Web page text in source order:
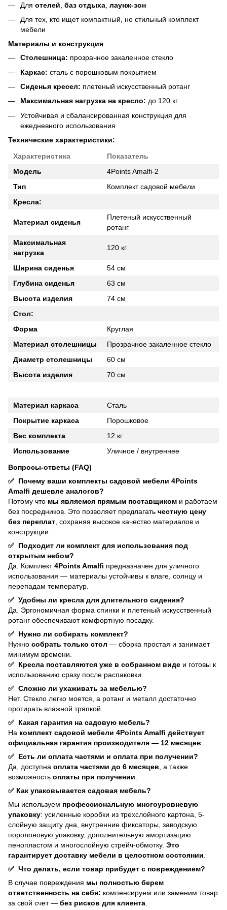
Для отелей баз отдыха лаунж-зон
Для тех, кто ищет компактный, но стильный комплект
мебели
Материалы и конструкция
Столешница: прозрачное закаленное стекло
Каркас: сталь с порошковым покрытием
Сиденья кресел: плетеный искусственный ротанг
Максимальная нагрузка на кресло: до 120 кг
Устойчивая и сбалансированная конструкция для
ежедневного использования
Технические характеристики:
Характеристика
Показатель
Модель
4Points Amalfi-2
Тип
Комплект садовой мебели
Кресла:
Материал сиденья
Плетеный искусственный
ротанг
Максимальная
нагрузка
120 кг
Ширина сиденья
54 см
Глубина сиденья
63 см
Высота изделия
74 см
Стол:
Форма
Круглая
Материал столешницы
Прозрачное закаленное стекло
Диаметр столешницы
60 см
Высота изделия
70 см
Материал каркаса
Сталь
Покрытие каркаса
Порошковое
Вес комплекта
12 кг
Использование
Уличное / внутреннее
Вопросы-ответы (FAQ)
✅ Почему ваши комплекты садовой мебели 4Points
Amalfi дешевле аналогов?
Потому что мы являемся прямым поставщиком и работаем
без посредников. Это позволяет предлагать честную цену
без переплат, сохраняя высокое качество материалов и
конструкции.
✅ Подходит ли комплект для использования под
открытым небом?
Да. Комплект4Points Amalfi предназначен для уличного
использования — материалы устойчивы к влаге, солнцу и
перепадам температур.
✅ Удобны ли кресла для длительного сидения?
Да. Эргономичная форма спинки и плетеный искусственный
ротанг обеспечивают комфортную посадку.
✅ Нужно ли собирать комплект?
Нужно собрать только стол — сборка простая и занимает
минимум времени.
✅ Кресла поставляются уже в собранном виде и готовы к
использованию сразу после распаковки.
✅ Сложно ли ухаживать за мебелью?
Нет. Стекло легко моется, а ротанг и металл достаточно
протирать влажной тряпкой.
✅ Какая гарантия на садовую мебель?
На комплект садовой мебели 4Points Amalfi действует
официальная гарантия производителя — 12 месяцев.
✅ Есть ли оплата частями и оплата при получении?
Да, доступна оплата частями до 6 месяцев, а также
возможность оплаты при получении.
✅ Как упаковывается садовая мебель?
Мы используем профессиональную многоуровневую
упаковку: усиленные коробки из трехслойного картона, 5-
слойную защиту дна, внутренние фиксаторы, заводскую
поролоновую упаковку, дополнительную амортизацию
пенопластом и многослойную стрейч-обмотку. Это
гарантирует доставку мебели в целостном состоянии.
✅ Что делать, если товар прибудет с повреждением?
В случае повреждения мы полностью берем
ответственность на себя: компенсируем или заменим товар
за свой счет — без рисков для клиента.